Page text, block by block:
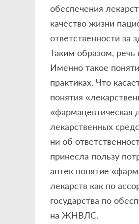
обеспечения
качество жизни
ответственности за
Таким образом, речь
Именно такое
практиках. Что
понятия
«фармацевтическая
лекарственных
ни об
принесла пользу
аптек понятие
лекарств как по
государства по
на ЖНВЛС.